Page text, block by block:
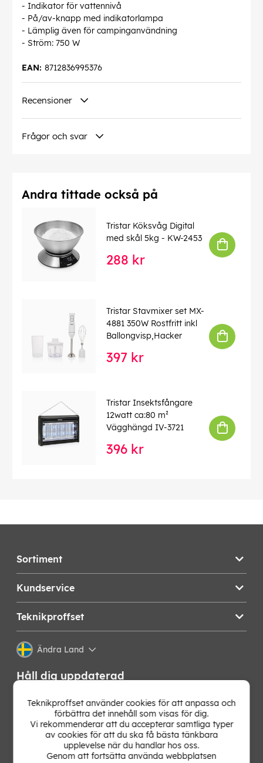
- Indikator för vattennivå
- På/av-knapp med indikatorlampa
- Lämplig även för campinganvändning
- Ström: 750 W
8712836995376
EAN:
Recensioner
Frågor och svar
Andra tittade också på
Tristar Köksvåg Digital
med skål 5kg - KW-2453
288 kr
Tristar Stavmixer set MX-
4881 350W Rostfritt inkl
Ballongvisp,Hacker
397 kr
Tristar Insektsfångare
12watt ca:80 m²
Vägghängd IV-3721
396 kr
Sortiment
Kundservice
Teknikproffset
Ändra Land
Håll dig uppdaterad
Få de senaste nyheterna, hetaste erbjudandena och
bästa tipsen från oss direkt i din mejlkorg. Signa upp på
vårt nyhetsbrev!
Teknikproffset använder cookies för att anpassa och
förbättra det innehåll som visas för dig.
Vi rekommenderar att du accepterar samtliga typer
av cookies för att du ska få bästa tänkbara
upplevelse när du handlar hos oss.
Genom att fortsätta använda webbplatsen